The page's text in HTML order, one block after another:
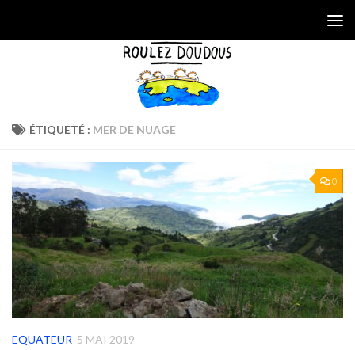
ÉTIQUETÉ : MER DE NUAGE
0
EQUATEUR 5 MAI 2019